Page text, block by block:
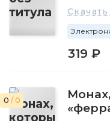
319 ₽
0 / 0